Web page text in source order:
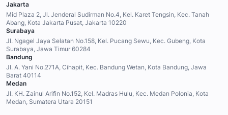
Jakarta
Mid Plaza 2, Jl. Jenderal Sudirman No.4, Kel. Karet Tengsin, Kec. Tanah
Abang, Kota Jakarta Pusat, Jakarta 10220
Surabaya
Jl. Ngagel Jaya Selatan No.158, Kel. Pucang Sewu, Kec. Gubeng, Kota
Surabaya, Jawa Timur 60284
Bandung
Jl. A. Yani No.271A, Cihapit, Kec. Bandung Wetan, Kota Bandung, Jawa
Barat 40114
Medan
Jl. KH. Zainul Arifin No.152, Kel. Madras Hulu, Kec. Medan Polonia, Kota
Medan, Sumatera Utara 20151